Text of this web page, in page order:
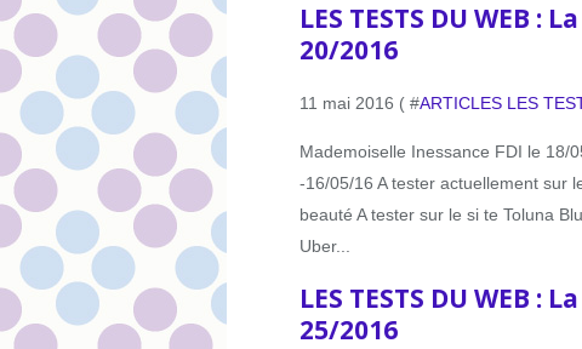
LES TESTS DU WEB
20/2016
11 mai 2016 ( #ARTICLES LES
Mademoiselle Inessance FDI le 18/
-16/05/16 A tester actuellement sur
beauté A tester sur le si te Toluna
Uber...
LES TESTS DU WEB
25/2016